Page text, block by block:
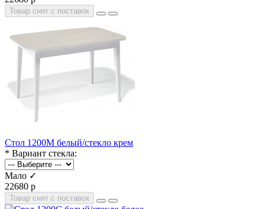
Товар снят с поставок
Стол 1200М белый/стекло крем
* Вариант стекла:
Мало ✓
22680 р
Товар снят с поставок